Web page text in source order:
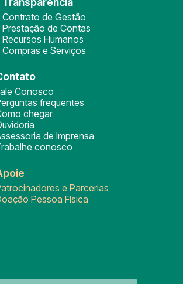
Contrato de Gestão
Prestação de Contas
Recursos Humanos
Compras e Serviços
Conosco
frequentes
chegar
de Imprensa
conosco
e Parcerias
Pessoa Física